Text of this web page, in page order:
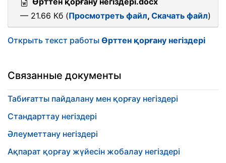
— 21.66 Кб (Просмотреть файл, Скачать файл)
Открыть текст работы Өрттен қорғану негіздері
Связанные документы
Табиғатты пайдалану мен қорғау негіздері
Стандарттау негіздері
Әлеуметтану негіздері
Ақпарат қорғау жүйесін жобалау негіздері